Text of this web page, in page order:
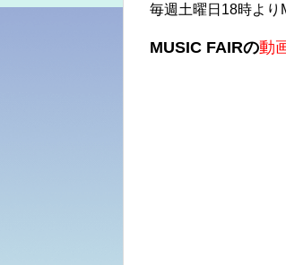
毎週土曜日18時より
MUSIC FAIRの動